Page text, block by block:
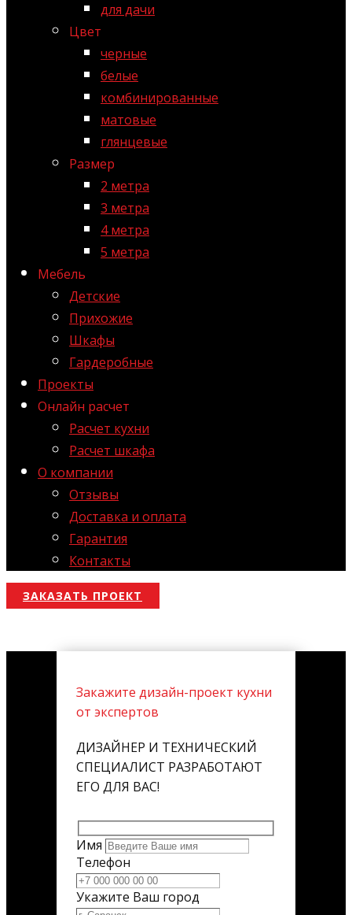
для дачи
Цвет
черные
белые
комбинированные
матовые
глянцевые
Размер
2 метра
3 метра
4 метра
5 метра
Мебель
Детские
Прихожие
Шкафы
Гардеробные
Проекты
Онлайн расчет
Расчет кухни
Расчет шкафа
О компании
Отзывы
Доставка и оплата
Гарантия
Контакты
ЗАКАЗАТЬ ПРОЕКТ
Закажите дизайн-проект кухни
от экспертов
ДИЗАЙНЕР И ТЕХНИЧЕСКИЙ
СПЕЦИАЛИСТ РАЗРАБОТАЮТ
ЕГО ДЛЯ ВАС!
Имя
Телефон
Укажите Ваш город